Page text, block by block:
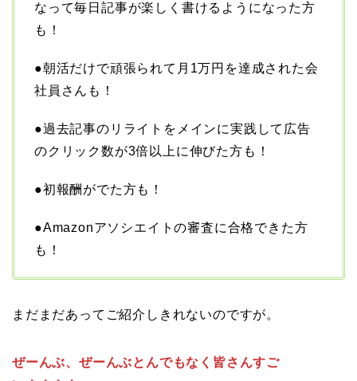
なって毎日記事が楽しく書けるようになった方
も！
●朝活だけで頑張られて月1万円を達成された会
社員さんも！
●過去記事のリライトをメインに実践して広告
のクリック数が3倍以上に伸びた方も！
●初報酬がでた方も！
●Amazonアソシエイトの審査に合格できた方
も！
まだまだあってご紹介しきれないのですが。
ぜーんぶ、ぜーんぶとんでもなく皆さんすご